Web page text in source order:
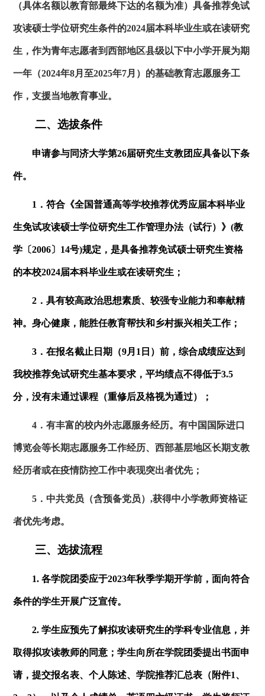
（具体名额以教育部最终下达的名额为准）具备推荐免试
攻读硕士学位研究生条件的2024届本科毕业生或在读研究
生，作为青年志愿者到西部地区县级以下中小学开展为期
一年（2024年8月至2025年7月）的基础教育志愿服务工
作，支援当地教育事业。
二、选拔条件
申请参与同济大学第26届研究生支教团应具备以下条
件。
1．符合《全国普通高等学校推荐优秀应届本科毕业
生免试攻读硕士学位研究生工作管理办法（试行）》(教
学〔2006〕 14号)规定，是具备推荐免试硕士研究生资格
的本校2024届本科毕业生或在读研究生；
2．具有较高政治思想素质、较强专业能力和奉献精
神。身心健康，能胜任教育帮扶和乡村振兴相关工作；
3．在报名截止日期（9月 1 日）前，综合成绩应达到
我校推荐免试研究生基本要求，平均绩点不得低于3.5
分，没有未通过课程（重修后及格视为通过）；
4．有丰富的校内外志愿服务经历。有中国国际进口
博览会等长期志愿服务工作经历、西部基层地区长期支教
经历者或在疫情防控工作中表现突出者优先；
5．中共党员（含预备党员）,获得中小学教师资格证
者优先考虑。
三、选拔流程
1. 各学院团委应于2023年秋季学期开学前，面向符合
条件的学生开展广泛宣传。
2. 学生应预先了解拟攻读研究生的学科专业信息，并
取得拟攻读教师的同意；学生向所在学院团委提出书面申
请，提交报名表、个人陈述、学院推荐汇总表（附件1、